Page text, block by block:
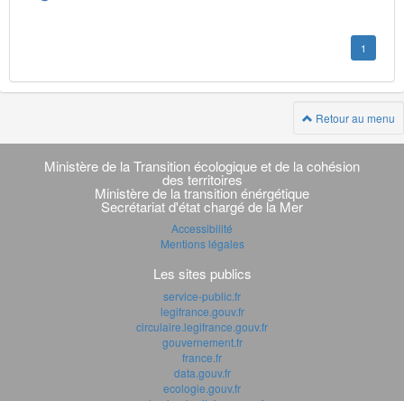
1
Retour au menu
Navigation
transverse
Ministère de la Transition écologique et de la cohésion
des territoires
Ministère de la transition énérgétique
Secrétariat d'état chargé de la Mer
Accessibilité
Mentions légales
Les sites publics
service-public.fr
legifrance.gouv.fr
circulaire.legifrance.gouv.fr
gouvernement.fr
france.fr
data.gouv.fr
ecologie.gouv.fr